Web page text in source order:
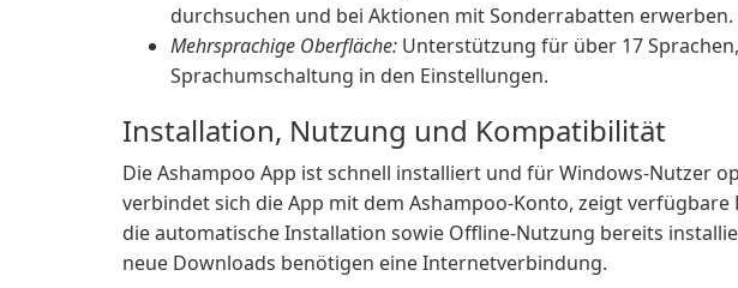
durchsuchen und bei Aktionen mit Sonderrabatten erwerben.
Mehrsprachige Oberfläche: Unterstützung für über 17
Sprachumschaltung in den Einstellungen.
Installation, Nutzung und Kompatibilität
Die Ashampoo App ist schnell installiert und für Windows-Nutzer
verbindet sich die App mit dem Ashampoo-Konto, zeigt
die automatische Installation sowie Offline-Nutzung bereits
neue Downloads benötigen eine Internetverbindung.